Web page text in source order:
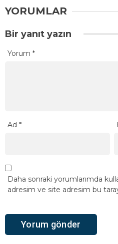
YORUMLAR
Bir yanıt yazın
Yorum *
Ad *
Daha sonraki yorumlarımda
adresim ve site adresim bu